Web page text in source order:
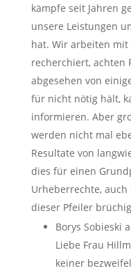
kämpfe seit Jahren
unsere Leistungen
hat. Wir arbeiten mit
recherchiert, achten
abgesehen von
für nicht nötig hält,
informieren. Aber
werden nicht mal
Resultate von
dies für einen
Urheberrechte,
dieser Pfeiler
Borys Sobieski
Liebe Frau
keiner